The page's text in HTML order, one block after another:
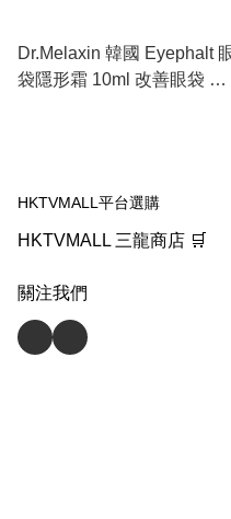
Dr.Melaxin 韓國 Eyephalt 眼
袋隱形霜 10ml 改善眼袋 此
HKTVMALL平台選購
HKTVMALL 三龍商店 🛒
關注我們